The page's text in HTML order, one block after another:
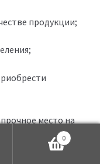
продукции;
место на
0